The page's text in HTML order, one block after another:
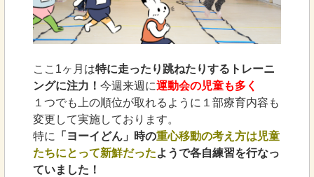
ここ1ヶ月は特に走ったり跳ねたりするトレーニ
ングに注力！ 今週来週に運動会の児童も多く
１つでも上の順位が取れるように１部療育内容も
変更して実施しております。
特に
「ヨーイどん」時の重心移動の考え方は児童
たちにとって新鮮だったようで各自練習を行なっ
ていました！